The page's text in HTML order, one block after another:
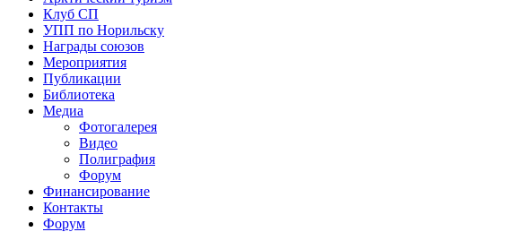
Клуб СП
УПП по Норильску
Награды союзов
Мероприятия
Публикации
Библиотека
Медиа
Фотогалерея
Видео
Полиграфия
Форум
Финансирование
Контакты
Форум